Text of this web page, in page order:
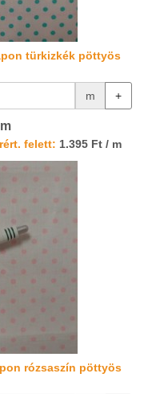
türkizkék pöttyös
m +
felett: 1.395 Ft / m
rózsaszín pöttyös